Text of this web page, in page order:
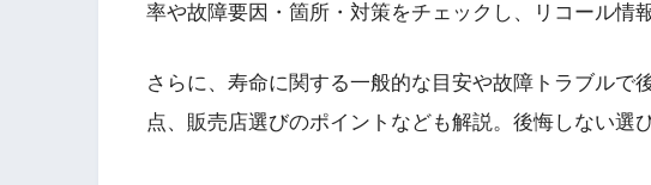
率や故障要因・箇所・対策をチェックし、リコール情
さらに、寿命に関する一般的な目安や故障トラブルで
点、販売店選びのポイントなども解説。後悔しない選